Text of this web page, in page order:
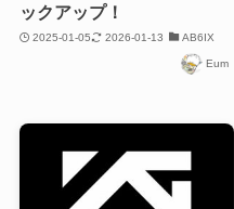
ックアップ！
2025-01-05 2026-01-13 AB6IX
Eum